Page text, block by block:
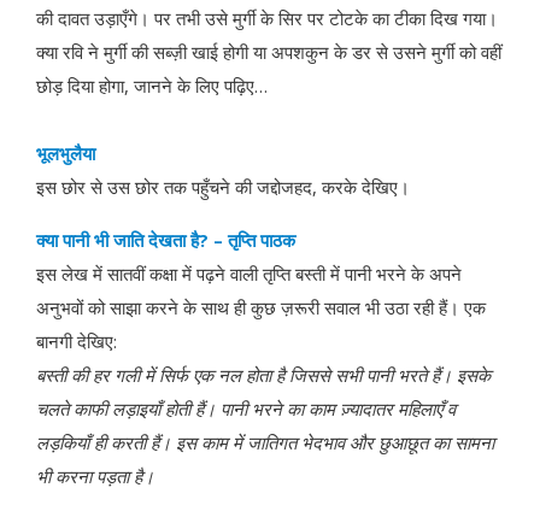
की दावत उड़ाएँगे। पर तभी उसे मुर्गी के सिर पर टोटके का टीका दिख गया।
क्या रवि ने मुर्गी की सब्ज़ी खाई होगी या अपशकुन के डर से उसने मुर्गी को वहीं
छोड़ दिया होगा, जानने के लिए पढ़िए…
भूलभुलैया
इस छोर से उस छोर तक पहुँचने की जद्दोजहद, करके देखिए।
क्यापानी भी जाति देखता है? –तृप्तिपाठक
इस लेख में सातवीं कक्षा में पढ़ने वाली तृप्ति बस्ती में पानी भरने के अपने
अनुभवों को साझा करने के साथ ही कुछ ज़रूरी सवाल भी उठा रही हैं। एक
बानगी देखिए:
बस्ती कीहर गली में सिर्फ एक नल होता है जिससे सभी पानी भरते हैं। इसके
चलते काफी लड़ाइयाँ होती हैं। पानी भरने का काम ज़्यादातर महिलाएँ व
लड़कियाँ ही करती हैं। इस काम में जातिगत भेदभाव और छुआछूत का सामना
भी करना पड़ता है।